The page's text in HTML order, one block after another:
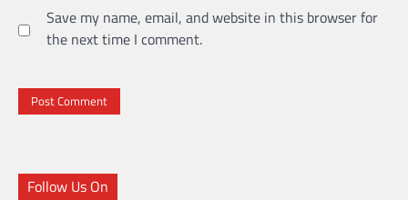
Save my name, email, and website in this browser for
the next time I comment.
Follow Us On